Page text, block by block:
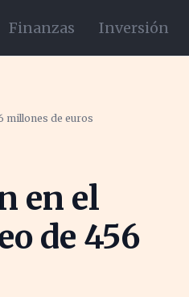
Finanzas Inversión
millones de euros
en el
de 456